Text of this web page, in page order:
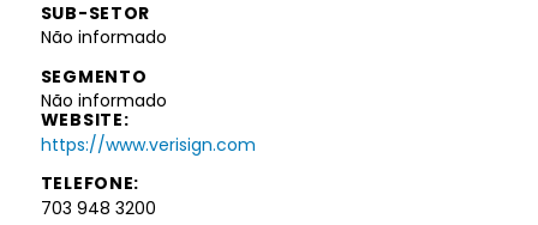
SUB-SETOR
Não informado
SEGMENTO
Não informado
WEBSITE:
https://www.verisign.com
TELEFONE:
703 948 3200